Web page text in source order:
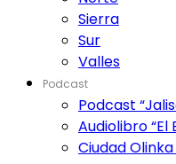
Sierra
Sur
Valles
Podcast
Podcast
Audiolibro “El
Ciudad